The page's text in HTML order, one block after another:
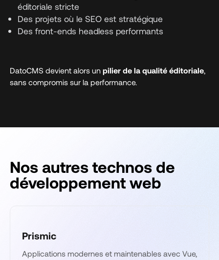
éditoriale stricte
Des projets où le SEO est stratégique
Des front-ends headless performants
DatoCMS devient alors un pilier de la qualité éditoriale
sans compromis sur la performance.
Nos autres technos de
développement web
Prismic
Applications modernes et maintenables avec Vue,